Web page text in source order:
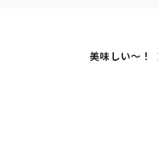
美味しい〜！